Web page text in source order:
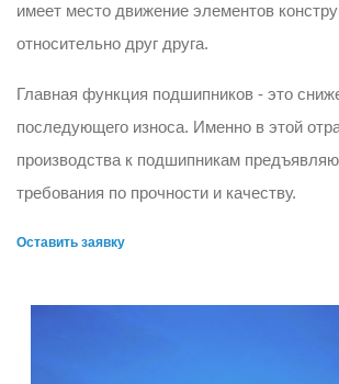
имеет место движение элементов
относительно друг друга.
Главная функция подшипников - это
последующего износа. Именно в этой
производства к подшипникам
требования по прочности и качеству.
Оставить заявку